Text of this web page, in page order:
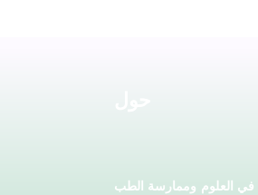
العلوم وممارسة الطب